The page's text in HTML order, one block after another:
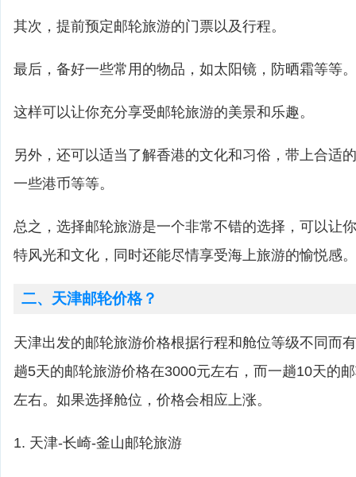
其次，提前预定邮轮旅游的门票以及行程。
最后，备好一些常用的物品，如太阳镜，防晒霜等等。
这样可以让你充分享受邮轮旅游的美景和乐趣。
另外，还可以适当了解香港的文化和习俗，带上合适
一些港币等等。
总之，选择邮轮旅游是一个非常不错的选择，可以让
特风光和文化，同时还能尽情享受海上旅游的愉悦感。
二、天津邮轮价格？
天津出发的邮轮旅游价格根据行程和舱位等级不同而
趟5天的邮轮旅游价格在3000元左右，而一趟10天的
左右。如果选择舱位，价格会相应上涨。
1. 天津-长崎-釜山邮轮旅游